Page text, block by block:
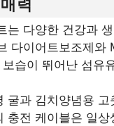
력
는 다양한 건강과
다이어트보조제와
습이 뛰어난 섬유
굴과 김치양념용
충전 케이블은 일